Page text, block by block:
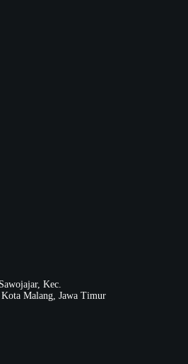
Kec.
Malang, Jawa Timur